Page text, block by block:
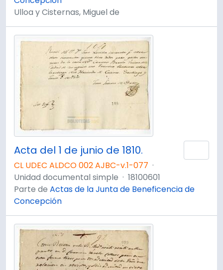
Ulloa y Cisternas, Miguel de
Acta del 1 de junio de 1810.
CL UDEC ALDCO 002 AJBC-v.1-077 ·
Unidad documental simple · 18100601
Parte de Actas de la Junta de Beneficencia de
Concepción